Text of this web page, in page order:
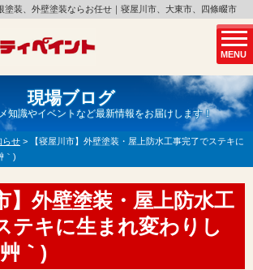
MENU
塗装、外壁塗装ならお任せ｜寝屋川市、大東市、四條畷市
現場ブログ
知識やイベントなど最新情報をお届けします！
らせ >
【寝屋川市】外壁塗装・屋上防水工事完了でステキに
｀)
】外壁塗装・屋上防水工
テキに生まれ変わりし
｀)